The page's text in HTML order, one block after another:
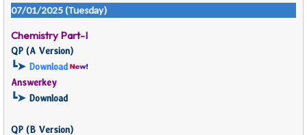
07/01/2025 (Tuesday)
Chemistry Part-I
QP (A Version)
┗➤ Download
Answerkey
┗➤ Download
QP (B Version)